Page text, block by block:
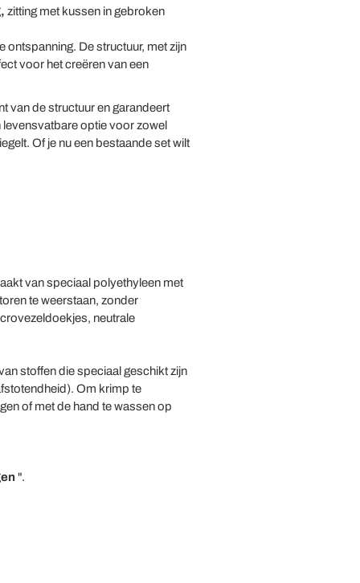
zitting met kussen in gebroken
ontspanning. De structuur, met zijn
voor het creëren van een
van de structuur en garandeert
optie voor zowel
Of je nu een bestaande set wilt
van speciaal polyethyleen met
te weerstaan, zonder
neutrale
stoffen die speciaal geschikt zijn
Om krimp te
of met de hand te wassen op
".